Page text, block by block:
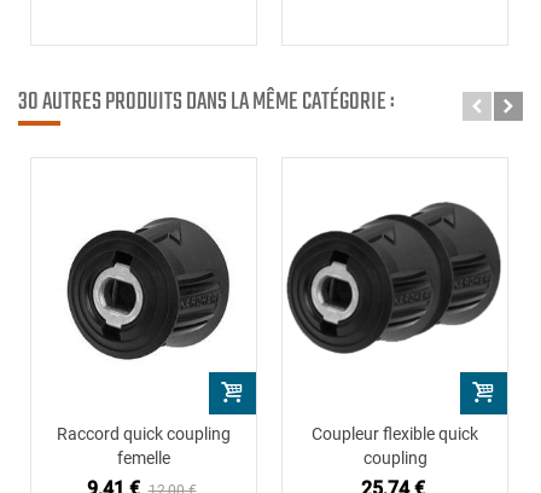
30 AUTRES PRODUITS DANS LA MÊME CATÉGORIE :
Raccord quick coupling
femelle
Coupleur flexible quick
coupling